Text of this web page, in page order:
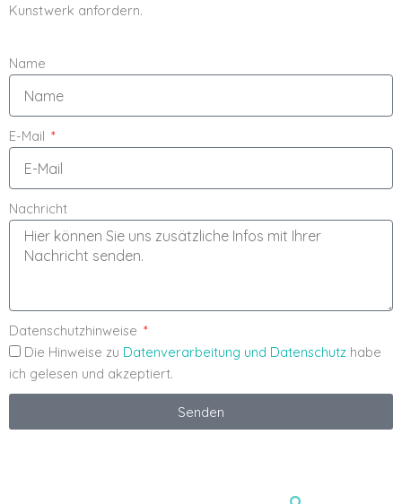
Kunstwerk anfordern.
Name
E-Mail
Nachricht
Datenschutzhinweise
Die Hinweise zu Datenverarbeitung und Datenschutz habe
ich gelesen und akzeptiert.
Senden